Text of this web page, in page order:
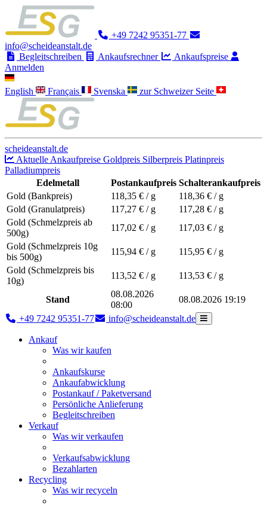
+49 7242 95351-77
info@scheideanstalt.de
Begleitschreiben
Ankaufsrechner
Ankaufspreise
Anmelden
English Français Svenska zur Schweizer Seite
scheideanstalt.de
Aktuelle Ankaufpreise Goldpreis Silberpreis Platinpreis
Palladiumpreis
Edelmetall
Postankaufpreis Schalterankaufpreis
Gold (Bankpreis)
118,35 € / g 118,36 € / g
Gold (Granulatpreis)
117,27 € / g 117,28 € / g
Gold (Schmelzpreis ab
500g)
117,02 € / g 117,03 € / g
Gold (Schmelzpreis 10g
bis 500g)
115,94 € / g 115,95 € / g
Gold (Schmelzpreis bis
10g)
113,52 € / g 113,53 € / g
Stand
08.08.2026
08:00
08.08.2026 19:19
+49 7242 95351-77 info@scheideanstalt.de
Ankauf
Was wir kaufen
Ankaufskurse
Ankaufabwicklung
Postankauf / Paketversand
Persönliche Anlieferung
Begleitschreiben
Verkauf
Was wir verkaufen
Verkaufsabwicklung
Bezahlarten
Recycling
Was wir recyceln